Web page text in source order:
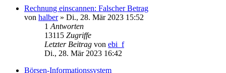
Rechnung einscannen: Falscher Betrag
von halber» Di., 28. Mär 2023 15:52
1 Antworten
13115 Zugriffe
Letzter Beitrag von ebi_f
Di., 28. Mär 2023 16:42
Börsen-Informationssystem